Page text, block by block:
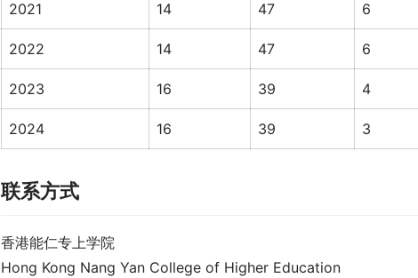
2021 14 47 6
2022 14 47 6
2023 16 39 4
2024 16 39 3
联系方式
香港能仁专上学院
Hong Kong Nang Yan College of Higher Education